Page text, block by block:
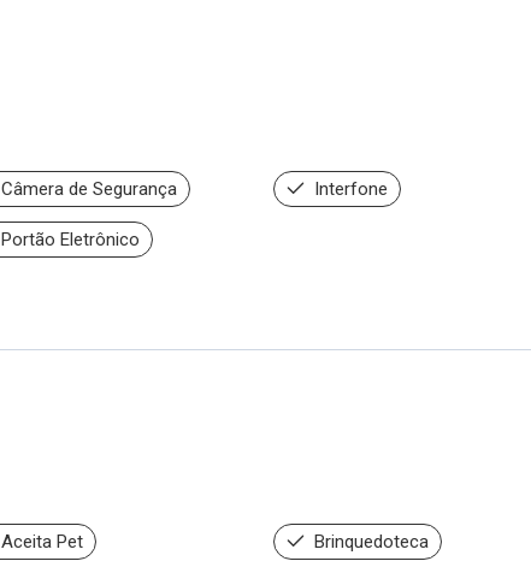
Câmera de Segurança Interfone
Portão Eletrônico
Aceita Pet Brinquedoteca